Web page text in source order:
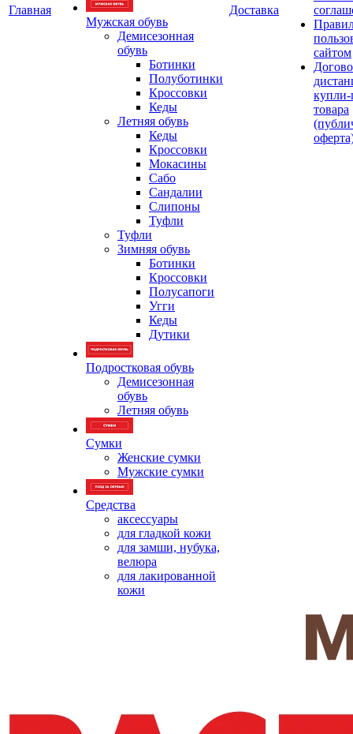
Главная
Мужская обувь
Демисезонная
обувь
Ботинки
Полуботинки
Кроссовки
Кеды
Летняя обувь
Кеды
Кроссовки
Мокасины
Сабо
Сандалии
Слипоны
Туфли
Туфли
Зимняя обувь
Ботинки
Кроссовки
Полусапоги
Угги
Кеды
Дутики
Подростковая обувь
Демисезонная
обувь
Летняя обувь
Сумки
Женские сумки
Мужские сумки
Средства
аксессуары
для гладкой кожи
для замши, нубука,
велюра
для лакированной
кожи
Доставка
сайтом
товара